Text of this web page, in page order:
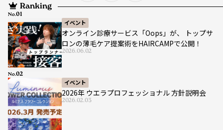
Ranking
イベント
オンライン診療サービス「Oops」が、 トップサ
ロンの薄毛ケア提案術をHAIRCAMPで公開！
2026.06.02
No.
イベント
2026年 ウエラプロフェッショナル 方針説明会
2026.02.03
No.